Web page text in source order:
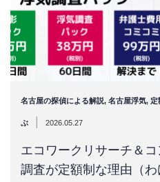
名古屋の探偵による解説, 名古屋浮気, 定
ぶ 2026.05.27
エコワークリサーチ＆
調査が定額制な理由（わ